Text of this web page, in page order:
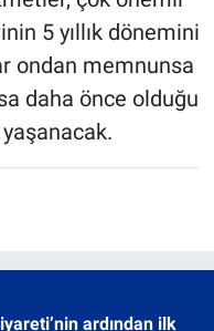
5 yıllık dönemini
ondan memnunsa
daha önce olduğu
ardından ilk